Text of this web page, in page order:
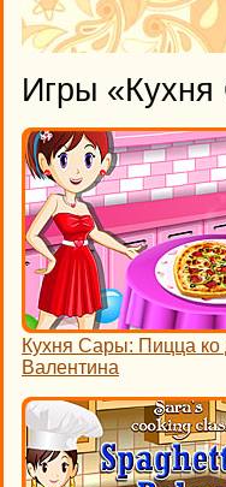
Игры «Кухня
Кухня Сары: Пицца
Валентина